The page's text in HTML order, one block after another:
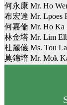
何永康 Mr. Ho
布宏達 Mr. Lpoes
何嘉倫 Mr. Ho Ka
林金塔 Mr. Lim
杜麗儀 Ms. Tou
莫錦培 Mr. Mok